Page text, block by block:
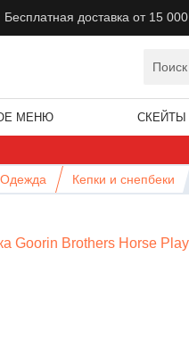
Бесплатная доставка от 15 000
МЕНЮ СКЕЙТЫ
Одежда Кепки и снепбеки